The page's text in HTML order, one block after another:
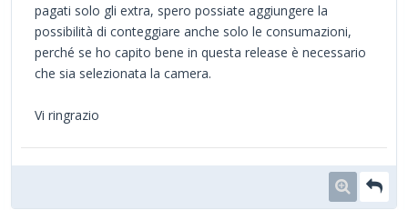
pagati solo gli extra, spero possiate aggiungere la
possibilità di conteggiare anche solo le consumazioni,
perché se ho capito bene in questa release è necessario
che sia selezionata la camera.
Vi ringrazio